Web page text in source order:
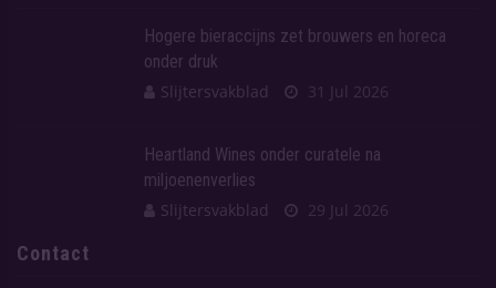
Hogere bieraccijns zet brouwers en horeca
onder druk
Slijtersvakblad
31 Jul 2026
Heartland Wines onder curatele na
miljoenenverlies
Slijtersvakblad
29 Jul 2026
Contact